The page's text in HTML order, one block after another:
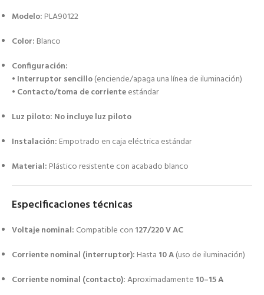
Modelo: PLA90122
Color: Blanco
Configuración:
• Interruptor sencillo(enciende/apaga una línea de iluminación)
• Contacto/toma de corrienteestándar
Luz piloto: No incluye luz piloto
Instalación: Empotrado en caja eléctrica estándar
Material: Plástico resistente con acabado blanco
Especificaciones técnicas
Voltaje nominal: Compatible con 127/220 V AC
Corriente nominal (interruptor): Hasta 10 A(uso de iluminación)
Corriente nominal (contacto):Aproximadamente 10–15 A